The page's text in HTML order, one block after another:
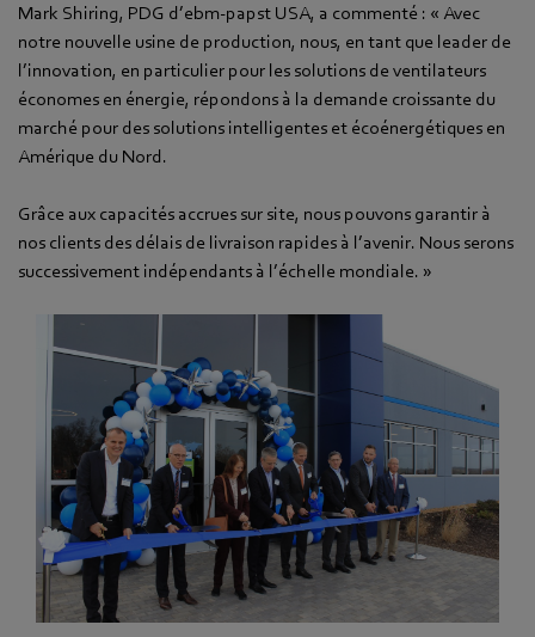
Mark Shiring, PDG d’ebm-papst USA, a commenté : « Avec
notre nouvelle usine de production, nous, en tant que leader de
l’innovation, en particulier pour les solutions de ventilateurs
économes en énergie, répondons à la demande croissante du
marché pour des solutions intelligentes et écoénergétiques en
Amérique du Nord.
Grâce aux capacités accrues sur site, nous pouvons garantir à
nos clients des délais de livraison rapides à l’avenir. Nous serons
successivement indépendants à l’échelle mondiale. »